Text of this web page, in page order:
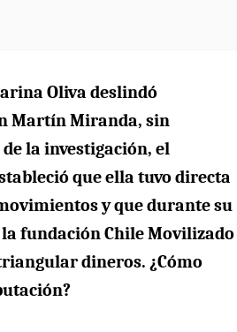
Oliva deslindó
Martín Miranda, sin
la investigación, el
que ella tuvo directa
y que durante su
fundación Chile Movilizado
dineros. ¿Cómo